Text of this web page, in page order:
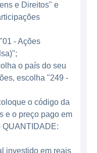
de produtos
Entre as
de
de freio,
se destaca
de
peças que
pelos
e Direitos" e
- Ações
o país do seu
escolha "249 -
o código da
e o preço pago em
QUANTIDADE:
investido em reais